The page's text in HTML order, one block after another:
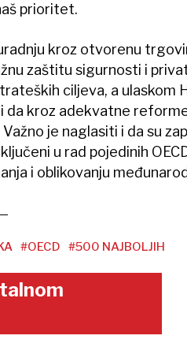
prioritet.
kroz otvorenu
zaštitu sigurnosti i
ciljeva, a ulaskom
da kroz adekvatne
je naglasiti i da su
u rad pojedinih
i oblikovanju
#OECD #500 NAJBOLJIH